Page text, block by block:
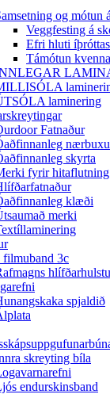
og mótun
Veggfesting á
Efri hluti
Támótun
laminering
Fatnaður
skyrta
fyrir hitaflutning
klæði
merki
3c
spjaldið
skreyting bíla
endurskinsband